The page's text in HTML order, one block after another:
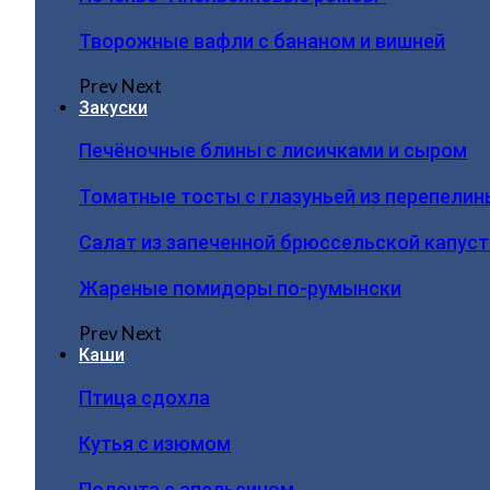
Творожные вафли с бананом и вишней
PrevNext
Закуски
Печёночные блины с лисичками и сыром
Томатные тосты с глазуньей из
Салат из запеченной брюссельской
Жареные помидоры по-румынски
PrevNext
Каши
Птица сдохла
Кутья с изюмом